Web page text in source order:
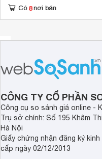
Máy cắt cỏ chạy xăng
Máy cắt cỏ chạy xăng
Có 8 nơi bán
CÔNG TY CỔ PHẦN
Công cụ so sánh giá online -
Trụ sở chính: Số 195 Khâm
Hà Nội
Giấy chứng nhận đăng ký
cấp ngày 02/12/2013